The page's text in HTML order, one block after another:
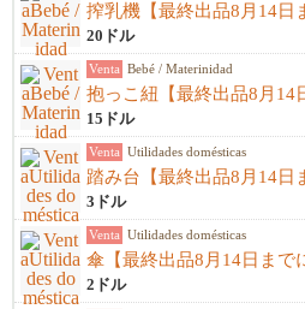
搾乳機【最終出品8月14日
20ドル
Venta Bebé / Materinidad
抱っこ紐【最終出品8月14
15ドル
Venta Utilidades domésticas
踏み台【最終出品8月14日
3ドル
Venta Utilidades domésticas
傘【最終出品8月14日まで
2ドル